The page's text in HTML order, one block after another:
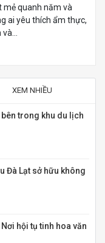
mẻ quanh năm và
ai yêu thích ẩm thực,
XEM NHIỀU
trong khu du lịch
Đà Lạt sở hữu không
hội tụ tinh hoa văn